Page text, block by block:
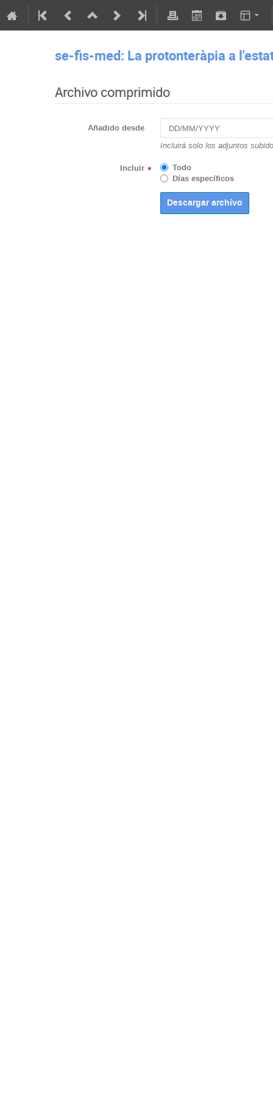
se-fis-med: La protonteràpia a
Archivo comprimido
Añadido desde
Incluirá solo los adjuntos
Incluir *
Todo
Días específicos